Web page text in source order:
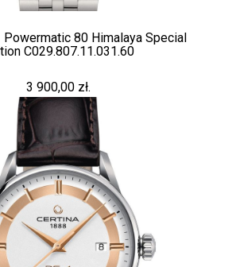
Powermatic 80 Himalaya Special
C029.807.11.031.60
3 900,00 zł.